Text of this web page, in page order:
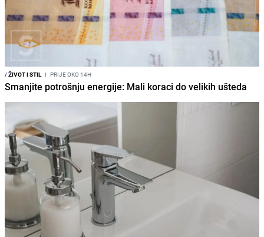
/ŽIVOT I STIL I PRIJE OKO 14H
Smanjite potrošnju energije: Mali koraci do velikih ušteda